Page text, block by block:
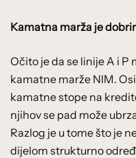
Kamatna marža je
Očito je da se linije A i P
kamatne marže NIM.
kamatne stope na
njihov se pad može
Razlog je u tome što je
dijelom strukturno